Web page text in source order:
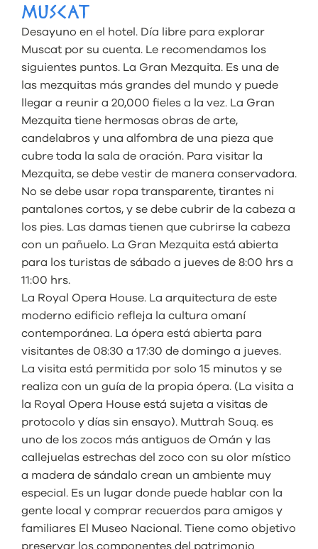
MUSCAT
Desayuno en el hotel. Día libre para explorar
Muscat por su cuenta. Le recomendamos los
siguientes puntos. La Gran Mezquita. Es una de
las mezquitas más grandes del mundo y puede
llegar a reunir a 20,000 fieles a la vez. La Gran
Mezquita tiene hermosas obras de arte,
candelabros y una alfombra de una pieza que
cubre toda la sala de oración. Para visitar la
Mezquita, se debe vestir de manera conservadora.
No se debe usar ropa transparente, tirantes ni
pantalones cortos, y se debe cubrir de la cabeza a
los pies. Las damas tienen que cubrirse la cabeza
con un pañuelo. La Gran Mezquita está abierta
para los turistas de sábado a jueves de 8:00 hrs a
11:00 hrs.
La Royal Opera House. La arquitectura de este
moderno edificio refleja la cultura omaní
contemporánea. La ópera está abierta para
visitantes de 08:30 a 17:30 de domingo a jueves.
La visita está permitida por solo 15 minutos y se
realiza con un guía de la propia ópera. (La visita a
la Royal Opera House está sujeta a visitas de
protocolo y días sin ensayo). Muttrah Souq. es
uno de los zocos más antiguos de Omán y las
callejuelas estrechas del zoco con su olor místico
a madera de sándalo crean un ambiente muy
especial. Es un lugar donde puede hablar con la
gente local y comprar recuerdos para amigos y
familiares El Museo Nacional. Tiene como objetivo
preservar los componentes del patrimonio